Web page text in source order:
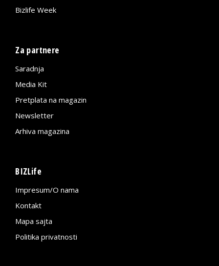
Bizlife Week
Za partnere
Saradnja
Media Kit
Pretplata na magazin
Newsletter
Arhiva magazina
BIZLife
Impresum/O nama
Kontakt
Mapa sajta
Politika privatnosti